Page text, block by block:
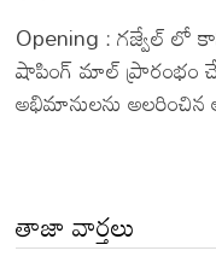
Opening : గజ్వేల్ లో
షాపింగ్ మాల్ ప్రారంభం
అభిమానులను
తాజా వార్తలు